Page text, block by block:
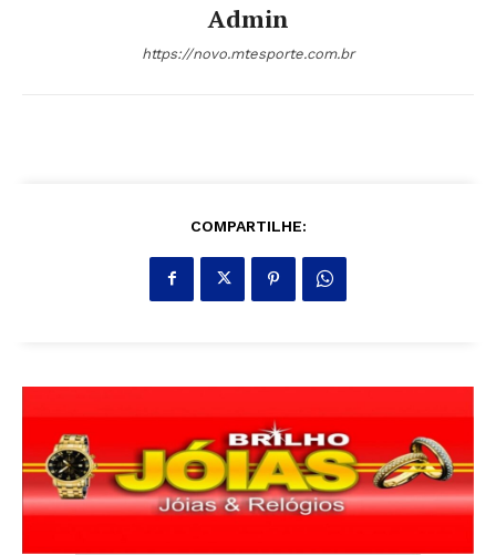
Admin
https://novo.mtesporte.com.br
COMPARTILHE: